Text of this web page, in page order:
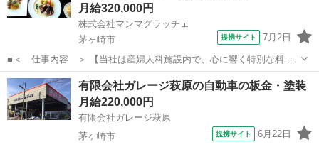
月給320,000円
株式会社マンマグラッチェ
茅ヶ崎市
提携サイト 7月2日
■＜ 仕事内容 ＞ 【当社は産婦人科施設内で、心に響く特別な料理
を作っています】 病院食とは全く異なるイメージでホテルやレストラ
ンで提供される料理と空間を演出して頂く仕事です。 料理長の作成メ
ニュー（洋食・和食・エスニック...
神奈川 茅ヶ崎市 調理師
有限会社ガレージ萩原の自動車の板金・塗装
月給220,000円
有限会社ガレージ萩原
茅ヶ崎市
提携サイト 6月22日